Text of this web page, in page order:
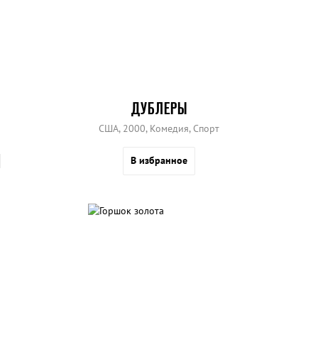
ДУБЛЕРЫ
США, 2000, Комедия, Спорт
В избранное